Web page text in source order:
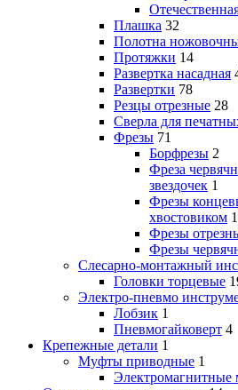
Плашка 32
Полотна
Протяжки 14
Развертка насадная
Развертки 78
Резцы отрезные 28
Сверла для
Фрезы 71
Борфрезы 2
Фреза
звездочек 1
Фрезы
хвостовиком
Фрезы
Фрезы
Слесарно-монтажный
Головки торцевые
Электро-пневмо
Лобзик 1
Пневмогайковерт 4
Крепежные детали 1
Муфты приводные 1
Электромагнитные